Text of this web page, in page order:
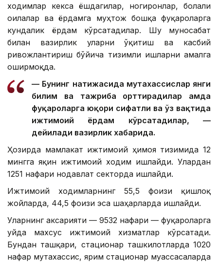
ходимлар кекса ёшдагилар, ногиронлар, болали
оилалар ва ёрдамга муҳтож бошқа фуқароларга
кундалик ёрдам кўрсатадилар. Шу муносабат
билан вазирлик уларни ўқитиш ва касбий
ривожлантириш бўйича тизимли ишларни амалга
оширмоқда.
— Бунинг натижасида мутахассислар янги
билим ва тажриба орттирадилар ҳамда
фуқароларга юқори сифатли ва ўз вақтида
ижтимоий ёрдам кўрсатадилар, —
дейилади вазирлик хабарида.
Ҳозирда мамлакат ижтимоий ҳимоя тизимида 12
мингга яқин ижтимоий ходим ишлайди. Улардан
1251 нафари нодавлат секторда ишлайди.
Ижтимоий ходимларнинг 55,5 фоизи қишлоқ
жойларда, 44,5 фоизи эса шаҳарларда ишлайди.
Уларнинг аксарияти — 9532 нафари — фуқароларга
уйда махсус ижтимоий хизматлар кўрсатади.
Бундан ташқари, стационар ташкилотларда 1020
нафар мутахассис, ярим стационар муассасаларда